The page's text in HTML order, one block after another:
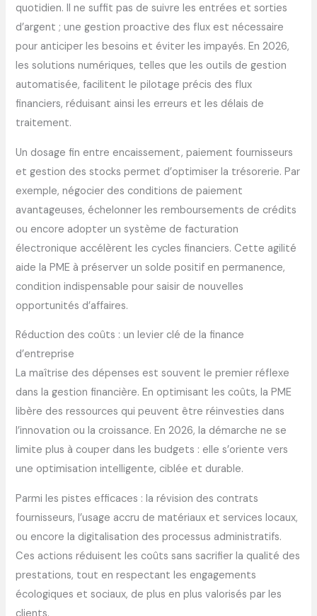
quotidien. Il ne suffit pas de suivre les entrées et sorties
d’argent ; une gestion proactive des flux est nécessaire
pour anticiper les besoins et éviter les impayés. En 2026,
les solutions numériques, telles que les outils de gestion
automatisée, facilitent le pilotage précis des flux
financiers, réduisant ainsi les erreurs et les délais de
traitement.
Un dosage fin entre encaissement, paiement fournisseurs
et gestion des stocks permet d’optimiser la trésorerie. Par
exemple, négocier des conditions de paiement
avantageuses, échelonner les remboursements de crédits
ou encore adopter un système de facturation
électronique accélèrent les cycles financiers. Cette agilité
aide la PME à préserver un solde positif en permanence,
condition indispensable pour saisir de nouvelles
opportunités d’affaires.
Réduction des coûts : un levier clé de la finance
d’entreprise
La maîtrise des dépenses est souvent le premier réflexe
dans la gestion financière. En optimisant les coûts, la PME
libère des ressources qui peuvent être réinvesties dans
l’innovation ou la croissance. En 2026, la démarche ne se
limite plus à couper dans les budgets : elle s’oriente vers
une optimisation intelligente, ciblée et durable.
Parmi les pistes efficaces : la révision des contrats
fournisseurs, l’usage accru de matériaux et services locaux,
ou encore la digitalisation des processus administratifs.
Ces actions réduisent les coûts sans sacrifier la qualité des
prestations, tout en respectant les engagements
écologiques et sociaux, de plus en plus valorisés par les
clients.